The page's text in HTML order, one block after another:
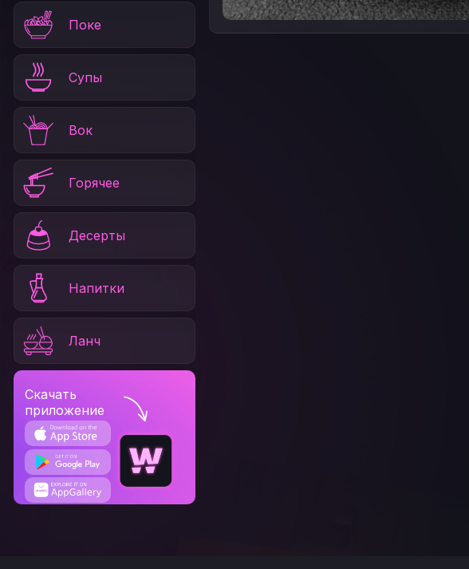
Поке
Супы
Вок
Горячее
Десерты
Напитки
Ланч
Скачать
приложение